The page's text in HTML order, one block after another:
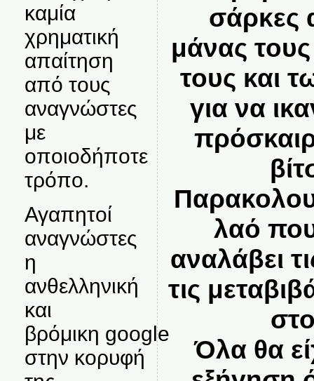
καμία
χρηματική
απαίτηση
από τους
αναγνώστες
με
οποιοδήποτε
τρόπο.
Αγαπητοί
αναγνώστες
η
ανθελληνική
και
βρόμικη google
στην κορυφή
σάρκες
μάνας
τους και
για να
λαό
αναλάβει
τις
Όλα θα